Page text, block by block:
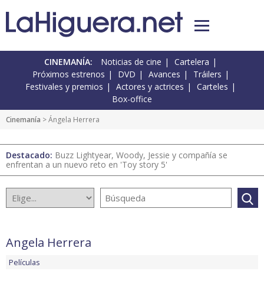
CINEMANÍA: Noticias de cine
Cartelera
Próximos estrenos
DVD Avances
Tráilers
Festivales y premios
Actores y actrices
Carteles
Box-office
Cinemanía > Ángela Herrera
Destacado: Buzz Lightyear, Woody, Jessie y compañía se
enfrentan a un nuevo reto en 'Toy story 5'
Ángela Herrera
Películas